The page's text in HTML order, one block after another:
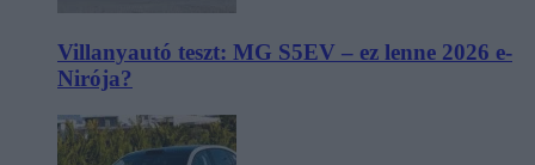
Villanyautó teszt: MG S5EV – ez lenne 2026 e-
Nirója?